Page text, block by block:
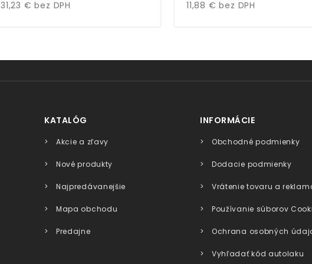
cena
31,23 € bez DPH
cena
11,88 € bez DPH
KATALÓG
Akcie a zľavy
Nové produkty
Najpredávanejšie
Mapa obchodu
Predajne
INFORMÁCIE
Obchodné podmienky
Dodacie podmienky
Vrátenie tovaru a
Používanie súborov
Ochrana osobných
Vyhľadať kód autolaku